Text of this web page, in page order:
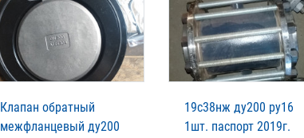
Клапан обратный
межфланцевый ду200
19с38нж ду200 ру16
1шт. паспорт 2019г.